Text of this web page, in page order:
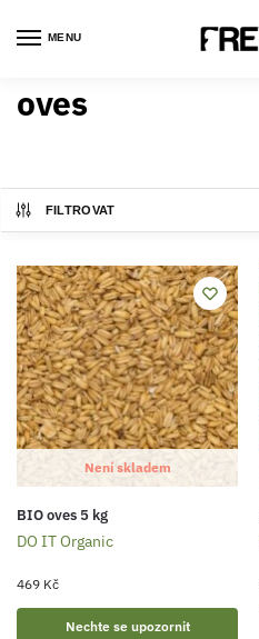
MENU
oves
FILTROVAT
Není skladem
BIO oves 5 kg
DO IT Organic
469 Kč
Nechte se upozornit